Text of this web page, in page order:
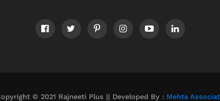
© 2021 Rajneeti Plus || Developed By : Mehta